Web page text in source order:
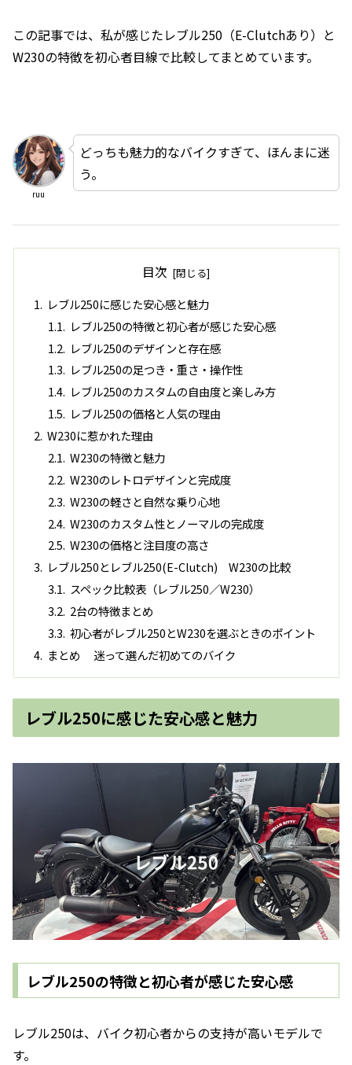
この記事では、私が感じたレブル250（E-Clutchあり）と
W230の特徴を初心者目線で比較してまとめています。
ruu
どっちも魅力的なバイクすぎて、ほんまに迷
う。
目次
レブル250に感じた安心感と魅力
レブル250の特徴と初心者が感じた安心感
レブル250のデザインと存在感
レブル250の足つき・重さ・操作性
レブル250のカスタムの自由度と楽しみ方
レブル250の価格と人気の理由
W230に惹かれた理由
W230の特徴と魅力
W230のレトロデザインと完成度
W230の軽さと自然な乗り心地
W230のカスタム性とノーマルの完成度
W230の価格と注目度の高さ
レブル250とレブル250(E-Clutch) W230の比較
スペック比較表（レブル250／W230）
2台の特徴まとめ
初心者がレブル250とW230を選ぶときのポイント
まとめ 迷って選んだ初めてのバイク
レブル250に感じた安心感と魅力
レブル250の特徴と初心者が感じた安心感
レブル250は、バイク初心者からの支持が高いモデルで
す。